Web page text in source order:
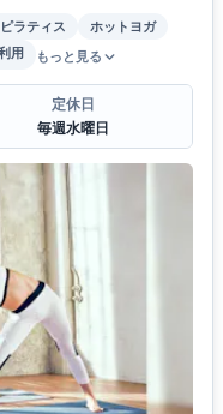
ラティス
ホットヨガ
用 もっと見る
定休日
毎週水曜日